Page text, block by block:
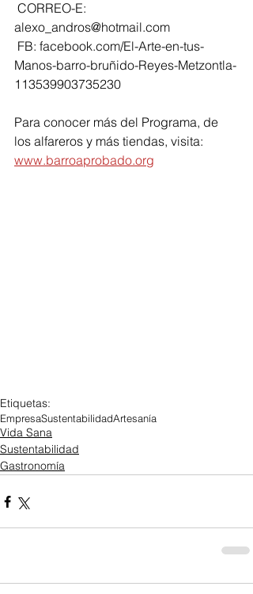
alexo_andros@hotmail.com
Manos-barro-bruñido-Reyes-Metzontla-
113539903735230
Para conocer más del Programa, de
los alfareros y más tiendas, visita:
www.barroaprobado.org
Etiquetas:
EmpresaSustentabilidadArtesanía
Vida Sana
Sustentabilidad
Gastronomía